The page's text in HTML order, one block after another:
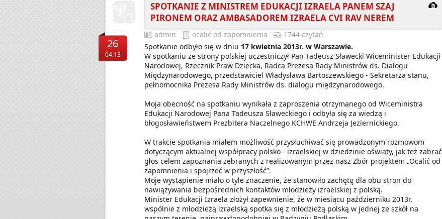
SPOTKANIE Z MINISTREM EDUKACJI IZRAELA PANEM SZAJ
PIRONEM ORAZ AMBASADOREM IZRAELA CVI RAV NEREM
26
04.13
admin ocalić od zapomnienia
1744 czytań
Spotkanie odbyło się w dniu 17 kwietnia 2013r. w Warszawie.
W spotkaniu ze strony polskiej uczestniczył Pan Tadeusz Sławecki Wiceminister Edukacji
Narodowej, Rzecznik Praw Dziecka, Radca Prezesa Rady Ministrów ds. Dialogu
Międzynarodowego, przedstawiciel Władysława Bartoszewskiego - Sekretarza stanu,
pełnomocnika Prezesa Rady Ministrów ds. dialogu międzynarodowego.
Moja obecność na spotkaniu wynikała z zaproszenia otrzymanego od Wiceministra
Edukacji Narodowej Pana Tadeusza Sławeckiego i odbyła się za wiedzą i
błogosławieństwem Prezbitera Naczelnego KCHWE Andrzeja Jeziernickiego.
W trakcie spotkania miałem możliwość przysłuchiwać się prowadzonym rozmowom
dotyczącym aktualnej współpracy polsko - izraelskiej w dziedzinie oświaty, jak też zabrać
głos celem zapoznania zebranych z realizowanym przez nasz Zbór projektem „Ocalić od
zapomnienia i spojrzeć w przyszłość”.
Moje wystąpienie miało o tyle znaczenie, że stanowiło zachętę dla obu stron do
nawiązywania bezpośrednich kontaktów młodzieży izraelskiej z polską.
Minister Edukacji Izraela złożył zapewnienie, że w miesiącu październiku 2013r.
wspólnie z młodzieżą izraelską spotka się z młodzieżą polską w jednej ze szkół na